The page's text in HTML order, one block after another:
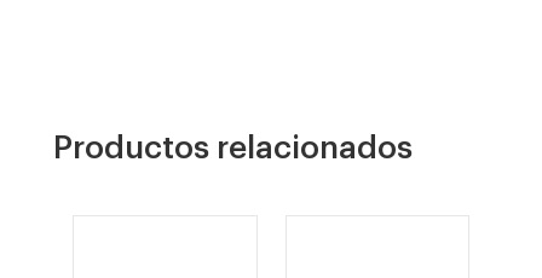
Productos relacionados